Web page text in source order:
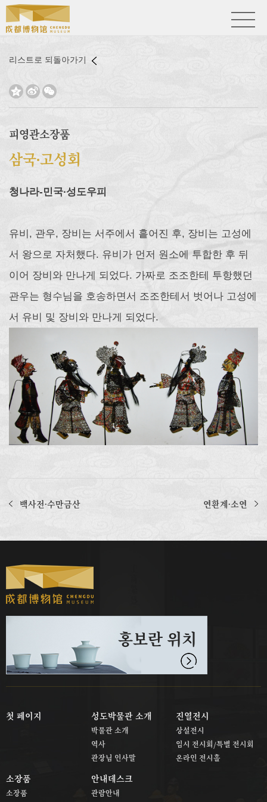
리스트로 되돌아가기
  
피영관소장품
삼국∙고성회
청나라-민국∙성도우피
유비, 관우, 장비는 서주에서 흩어진 후, 장비는 고성에
서 왕으로 자처했다. 유비가 먼저 원소에 투합한 후 뒤
이어 장비와 만나게 되었다. 가짜로 조조한테 투항했던
관우는 형수님을 호송하면서 조조한테서 벗어나 고성에
서 유비 및 장비와 만나게 되었다.
백사전∙수만금산 연환계∙소연
홍보란 위치
첫 페이지 성도박물관 소개
박물관 소개
역사
관장님 인사말
진열전시
상설전시
임시 전시회/특별 전시회
온라인 전시홀
소장품
소장품
안내데스크
관람안내